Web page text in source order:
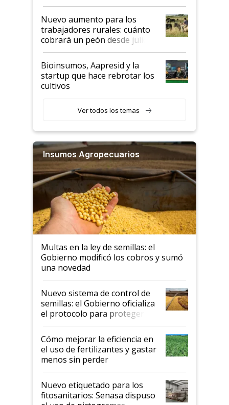
Nuevo aumento para los
trabajadores rurales: cuánto
cobrará un peón desde julio
Bioinsumos, Aapresid y la
startup que hace rebrotar los
cultivos
Ver todos los temas
Insumos Agropecuarios
Multas en la ley de semillas: el
Gobierno modificó los cobros y sumó
una novedad
Nuevo sistema de control de
semillas: el Gobierno oficializa
el protocolo para proteger la
propiedad intelectual
Cómo mejorar la eficiencia en
el uso de fertilizantes y gastar
menos sin perder
productividad en la campaña
fina
Nuevo etiquetado para los
fitosanitarios: Senasa dispuso